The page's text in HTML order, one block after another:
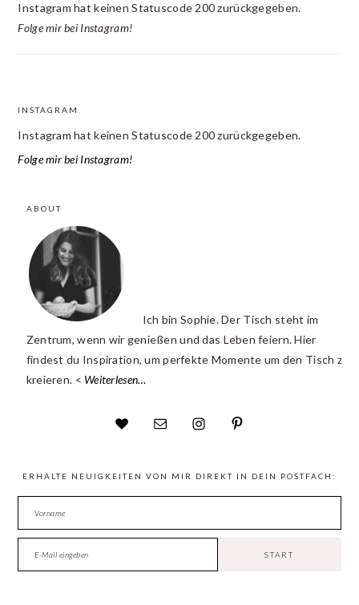
Instagram hat keinen Statuscode 200 zurückgegeben.
Folge mir bei Instagram!
FOOTER
INSTAGRAM
Instagram hat keinen Statuscode 200 zurückgegeben.
Folge mir bei Instagram!
ABOUT
Ich bin Sophie. Der Tisch steht im
Zentrum, wenn wir genießen und das Leben feiern. Hier
findest du Inspiration, um perfekte Momente um den Tisch zu
kreieren. < Weiterlesen…
ERHALTE NEUIGKEITEN VON MIR DIREKT IN DEIN POSTFACH: